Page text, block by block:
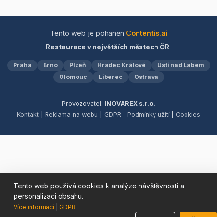
Tento web používá cookies k analýze návštěvnosti a
personalizaci obsahu.
Více informací GDPR
také Wi-Fi připojení,
spojení s okolním světem.
Přijďte k nám zažít
nezapomenete, a nechte
se hýčkat naší péčí a
návštěvu!
atmosféru a prvotřídní
servis, který z naší
restaurace činí ideální
místo pro každou
Tento web je poháněn Contentis.ai
Restaurace v největších městech ČR:
Praha Brno Plzeň Hradec Králové
Ústí nad Labem
Olomouc
Liberec Ostrava
Provozovatel: INOVAREX s.r.o.
Kontakt
Reklama na webu GDPR Podmínky užití Cookies